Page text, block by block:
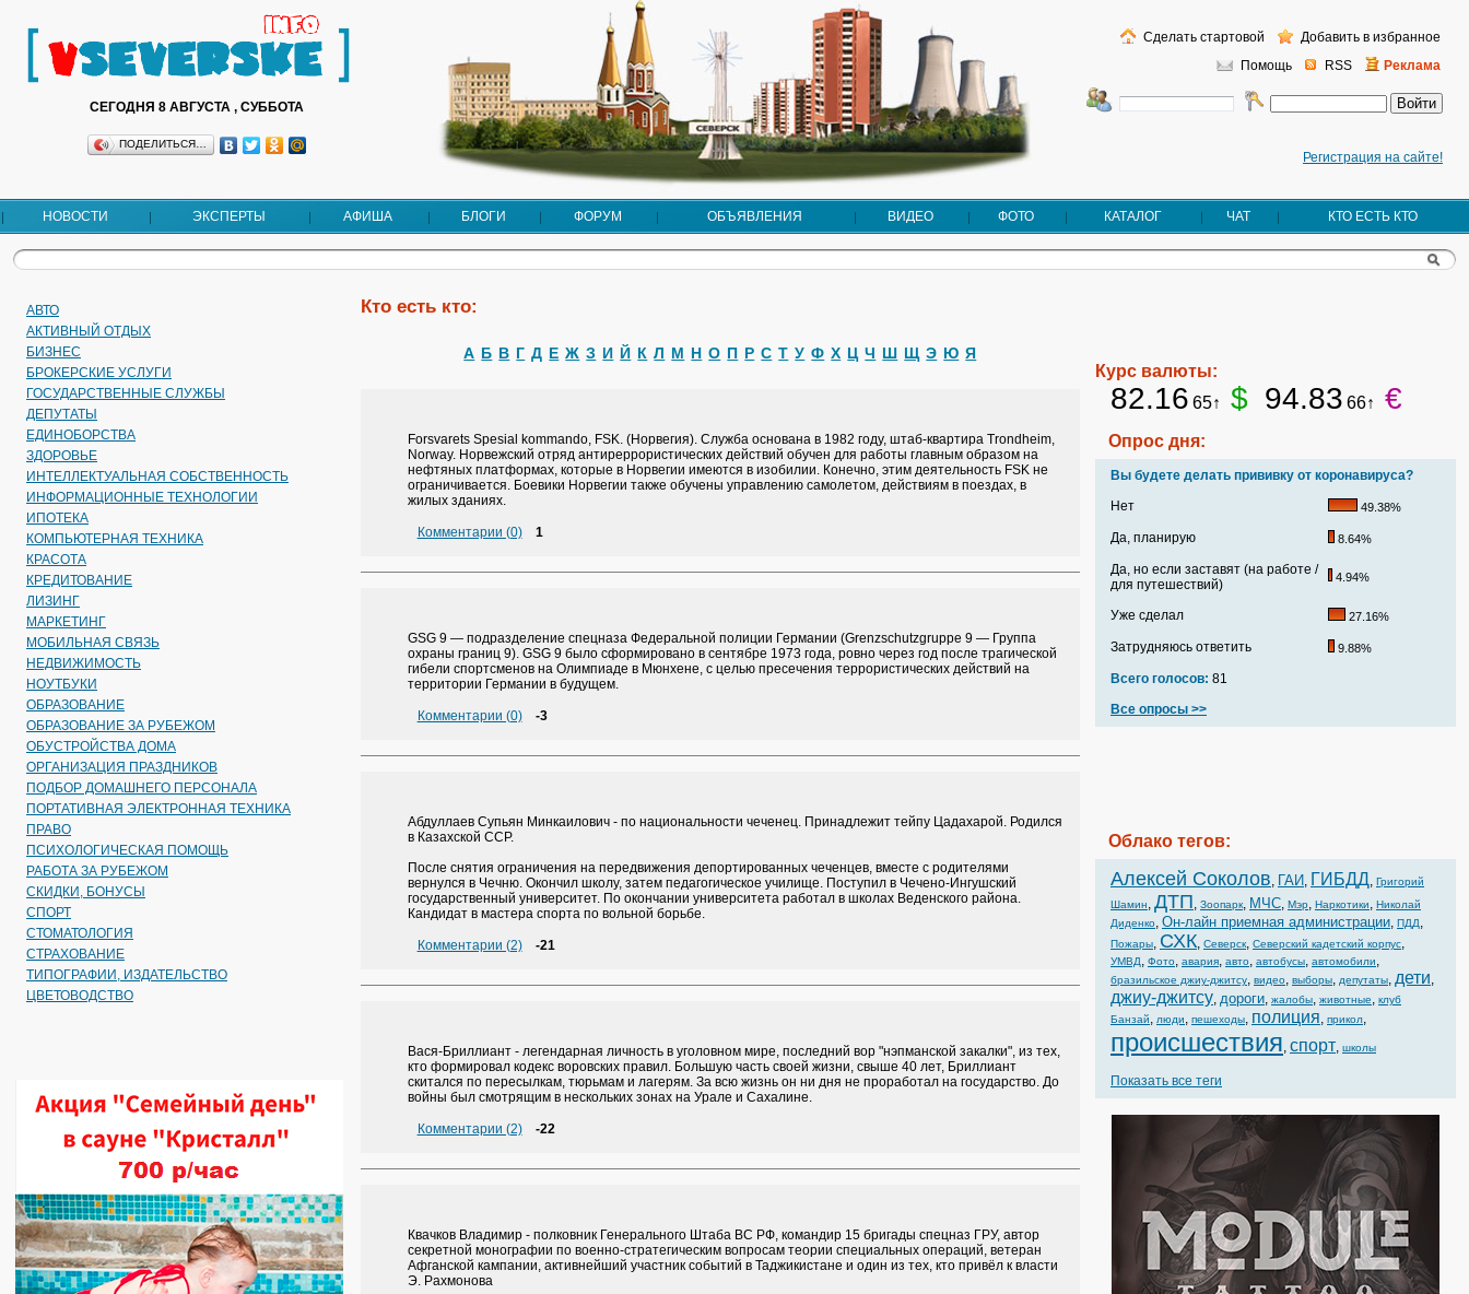
СЕГОДНЯ 8 АВГУСТА , СУББОТА
ПОДЕЛИТЬСЯ…
Регистрация на сайте!
Помощь RSS Реклама
Сделать стартовой Добавить в избранное
НОВОСТИ ЭКСПЕРТЫ АФИША БЛОГИ ФОРУМ ОБЪЯВЛЕНИЯ ВИДЕО ФОТО КАТАЛОГ ЧАТ КТО ЕСТЬ КТО
АВТО
АКТИВНЫЙ ОТДЫХ
БИЗНЕС
БРОКЕРСКИЕ УСЛУГИ
ГОСУДАРСТВЕННЫЕ СЛУЖБЫ
ДЕПУТАТЫ
EДИНОБОРСТВА
ЗДОРОВЬЕ
ИНТЕЛЛЕКТУАЛЬНАЯ СОБСТВЕННОСТЬ
ИНФОРМАЦИОННЫЕ ТЕХНОЛОГИИ
ИПОТЕКА
КОМПЬЮТЕРНАЯ ТЕХНИКА
КРАСОТА
КРЕДИТОВАНИЕ
ЛИЗИНГ
МАРКЕТИНГ
МОБИЛЬНАЯ СВЯЗЬ
НЕДВИЖИМОСТЬ
НОУТБУКИ
ОБРАЗОВАНИЕ
ОБРАЗОВАНИЕ ЗА РУБЕЖОМ
ОБУСТРОЙСТВА ДОМА
ОРГАНИЗАЦИЯ ПРАЗДНИКОВ
ПОДБОР ДОМАШНЕГО ПЕРСОНАЛА
ПОРТАТИВНАЯ ЭЛЕКТРОННАЯ ТЕХНИКА
ПРАВО
ПСИХОЛОГИЧЕСКАЯ ПОМОЩЬ
РАБОТА ЗА РУБЕЖОМ
СКИДКИ, БОНУСЫ
СПОРТ
СТОМАТОЛОГИЯ
СТРАХОВАНИЕ
ТИПОГРАФИИ, ИЗДАТЕЛЬСТВО
ЦВЕТОВОДСТВО
Кто есть кто:
А Б В Г Д Е Ж З И Й К Л М Н О П Р С Т У Ф Х Ц Ч Ш Щ Э Ю Я
Forsvarets Spesial kommando, FSK. (Норвегия). Служба основана в 1982 году, штаб-квартира Trondheim,
Norway. Норвежский отряд антиреррористических действий обучен для работы главным образом на
нефтяных платформах, которые в Норвегии имеются в изобилии. Конечно, этим деятельность FSK не
ограничивается. Боевики Норвегии также обучены управлению самолетом, действиям в поездах, в
жилых зданиях.
Комментарии (0) 1
GSG 9 — подразделение спецназа Федеральной полиции Германии (Grenzschutzgruppe 9 — Группа
охраны границ 9). GSG 9 было сформировано в сентябре 1973 года, ровно через год после трагической
гибели спортсменов на Олимпиаде в Мюнхене, с целью пресечения террористических действий на
территории Германии в будущем.
Комментарии (0) -3
Абдуллаев Супьян Минкаилович - по национальности чеченец. Принадлежит тейпу Цадахарой. Родился
в Казахской ССР.
После снятия ограничения на передвижения депортированных чеченцев, вместе с родителями
вернулся в Чечню. Окончил школу, затем педагогическое училище. Поступил в Чечено-Ингушский
государственный университет. По окончании университета работал в школах Веденского района.
Кандидат в мастера спорта по вольной борьбе.
Комментарии (2) -21
Вася-Бриллиант - легендарная личность в уголовном мире, последний вор "нэпманской закалки", из тех,
кто формировал кодекс воровских правил. Большую часть своей жизни, свыше 40 лет, Бриллиант
скитался по пересылкам, тюрьмам и лагерям. За всю жизнь он ни дня не проработал на государство. До
войны был смотрящим в нескольких зонах на Урале и Сахалине.
Комментарии (2) -22
Квачков Владимир - полковник Генерального Штаба ВС РФ, командир 15 бригады спецназ ГРУ, автор
секретной монографии по военно-стратегическим вопросам теории специальных операций, ветеран
Афганской кампании, активнейший участник событий в Таджикистане и один из тех, кто привёл к власти
Э. Рахмонова
Курс валюты:
82.16 65↑ $ 94.83 66↑ €
Опрос дня:
Вы будете делать прививку от коронавируса?
Нет
49.38%
Да, планирую 8.64%
Да, но если заставят (на работе /
для путешествий)
4.94%
Уже сделал 27.16%
Затрудняюсь ответить 9.88%
Всего голосов: 81
Все опросы >>
Облако тегов:
Алексей Соколов, ГАИ, ГИБДД, Григорий
Шамин, ДТП, Зоопарк, МЧС, Мэр, Наркотики, Николай
Диденко, Он-лайн приемная администрации, ПДД,
Пожары, СХК, Северск, Северский кадетский корпус,
УМВД, Фото, авария, авто, автобусы, автомобили,
бразильское джиу-джитсу, видео, выборы, депутаты, дети,
джиу-джитсу, дороги, жалобы, животные, клуб
Банзай, люди, пешеходы, полиция, прикол,
происшествия, спорт, школы
Показать все теги